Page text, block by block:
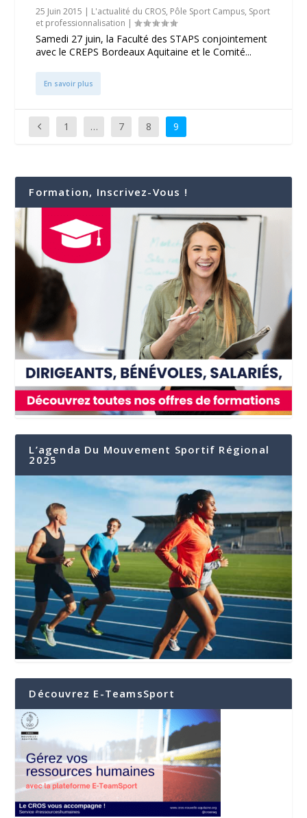
25 Juin 2015 | L'actualité du CROS, Pôle Sport Campus, Sport
et professionnalisation |
Samedi 27 juin, la Faculté des STAPS conjointement
avec le CREPS Bordeaux Aquitaine et le Comité...
En savoir plus
1 … 7 8 9
Formation, Inscrivez-Vous !
L’agenda Du Mouvement Sportif Régional
2025
Découvrez E-TeamsSport